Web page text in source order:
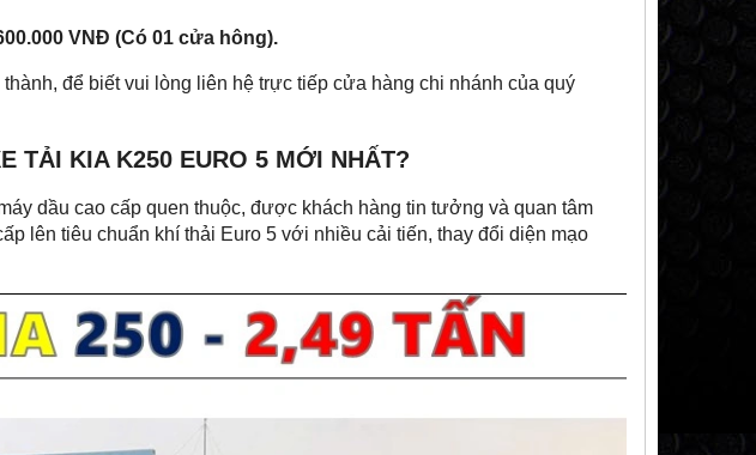
VNĐ (Có 01 cửa hông).
để biết vui lòng liên hệ trực tiếp cửa hàng chi nhánh của quý
TẢI KIA K250 EURO 5 MỚI NHẤT?
dầu cao cấp quen thuộc, được khách hàng tin tưởng và quan tâm
lên tiêu chuẩn khí thải Euro 5 với nhiều cải tiến, thay đổi diện mạo